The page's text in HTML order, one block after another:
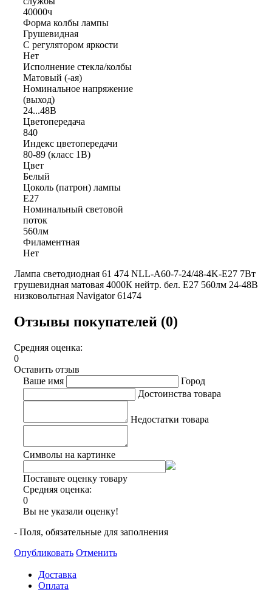
40000ч
Форма колбы лампы
Грушевидная
С регулятором яркости
Нет
Исполнение стекла/колбы
Матовый (-ая)
Номинальное напряжение
(выход)
24...48В
Цветопередача
840
Индекс цветопередачи
80-89 (класс 1В)
Цвет
Белый
Цоколь (патрон) лампы
E27
Номинальный световой
поток
560лм
Филаментная
Нет
Лампа светодиодная 61 474 NLL-A60-7-24/48-4K-E27 7Вт
грушевидная матовая 4000К нейтр. бел. E27 560лм 24-48В
низковольтная Navigator 61474
Отзывы покупателей (0)
Средняя оценка:
0
Оставить отзыв
Ваше имя
Город
Достоинства товара
Недостатки товара
Символы на картинке
Поставьте оценку товару
Средняя оценка:
0
Вы не указали оценку!
- Поля, обязательные для заполнения
Опубликовать Отменить
Доставка
Оплата